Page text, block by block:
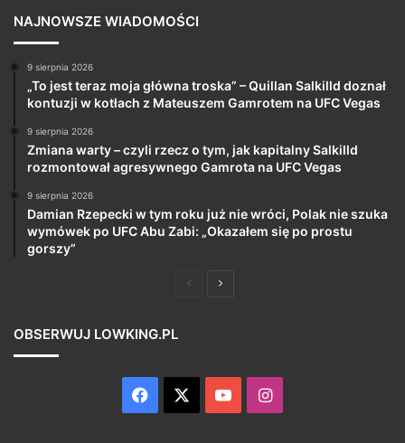
NAJNOWSZE WIADOMOŚCI
9 sierpnia 2026
„To jest teraz moja główna troska” – Quillan Salkilld doznał
kontuzji w kotłach z Mateuszem Gamrotem na UFC Vegas
9 sierpnia 2026
Zmiana warty – czyli rzecz o tym, jak kapitalny Salkilld
rozmontował agresywnego Gamrota na UFC Vegas
9 sierpnia 2026
Damian Rzepecki w tym roku już nie wróci, Polak nie szuka
wymówek po UFC Abu Zabi: „Okazałem się po prostu
gorszy”
PoprzedniaNastępna
OBSERWUJ LOWKING.PL
Facebook YouTubeInstagram